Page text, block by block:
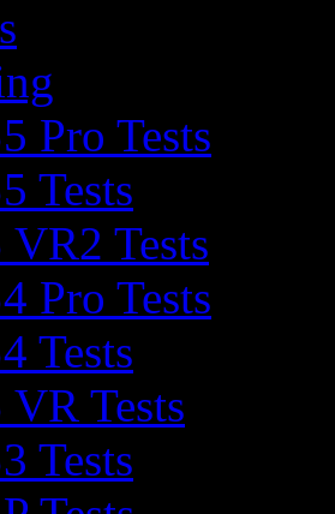
Pro Tests
Tests
VR2 Tests
Pro Tests
Tests
VR Tests
Tests